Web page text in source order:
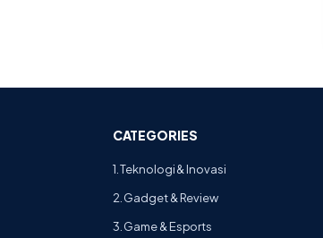
CATEGORIES
1. Teknologi & Inovasi
2. Gadget & Review
3. Game & Esports